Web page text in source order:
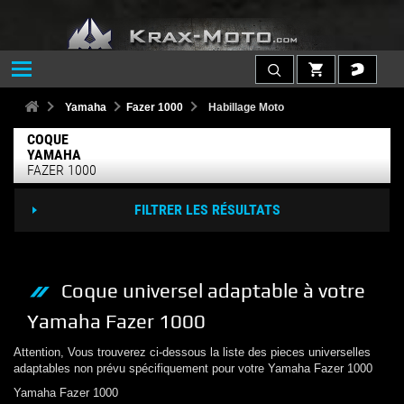
Yamaha Fazer 1000 Habillage Moto
COQUE
YAMAHA
FAZER 1000
FILTRER LES RÉSULTATS
Coque universel adaptable à votre
Yamaha Fazer 1000
Attention, Vous trouverez ci-dessous la liste des pieces universelles
adaptables non prévu spécifiquement pour votre Yamaha Fazer 1000
Yamaha Fazer 1000